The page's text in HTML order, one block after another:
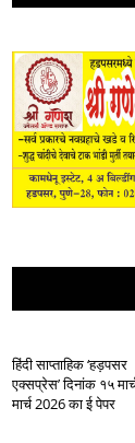
हिंदी साप्ताहिक ‘हड़पसर
एक्सप्रेस’ दिनांक १५
मार्च 2026 का ई पेपर